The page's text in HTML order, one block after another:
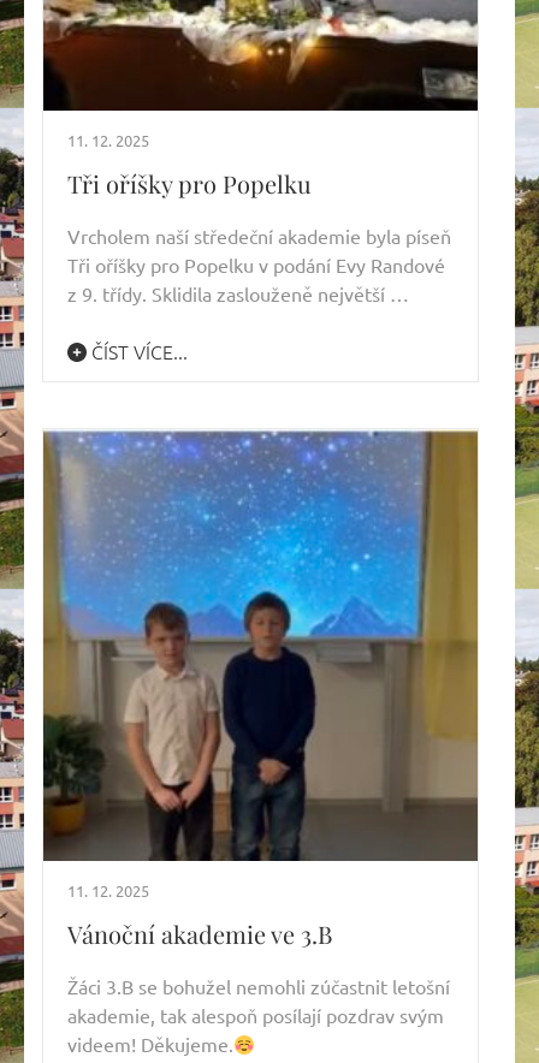
11. 12. 2025
Tři oříšky pro Popelku
Vrcholem naší středeční akademie byla píseň
Tři oříšky pro Popelku v podání Evy Randové
z 9. třídy. Sklidila zaslouženě největší …
ČÍST VÍCE...
11. 12. 2025
Vánoční akademie ve 3.B
Žáci 3.B se bohužel nemohli zúčastnit letošní
akademie, tak alespoň posílají pozdrav svým
videem! Děkujeme.